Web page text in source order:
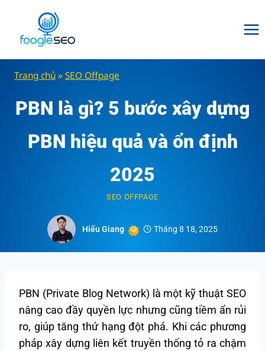
content
Trang chủ » SEO Offpage
PBN là gì? 5 bước xây dựng
PBN hiệu quả và ổn định
2025
SEO OFFPAGE
Hiếu Giang Tháng 8 18, 2025
PBN (Private Blog Network) là một kỹ thuật SEO
nâng cao đầy quyền lực nhưng cũng tiềm ẩn rủi
ro, giúp tăng thứ hạng đột phá. Khi các phương
pháp xây dựng liên kết truyền thống tỏ ra chậm